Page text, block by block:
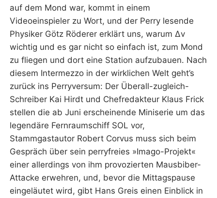
auf dem Mond war, kommt in einem
Videoeinspieler zu Wort, und der Perry lesende
Physiker Götz Röderer erklärt uns, warum Δv
wichtig und es gar nicht so einfach ist, zum Mond
zu fliegen und dort eine Station aufzubauen. Nach
diesem Intermezzo in der wirklichen Welt geht’s
zurück ins Perryversum: Der Überall-zugleich-
Schreiber Kai Hirdt und Chefredakteur Klaus Frick
stellen die ab Juni erscheinende Miniserie um das
legendäre Fernraumschiff SOL vor,
Stammgastautor Robert Corvus muss sich beim
Gespräch über sein perryfreies »Imago-Projekt«
einer allerdings von ihm provozierten Mausbiber-
Attacke erwehren, und, bevor die Mittagspause
eingeläutet wird, gibt Hans Greis einen Einblick in